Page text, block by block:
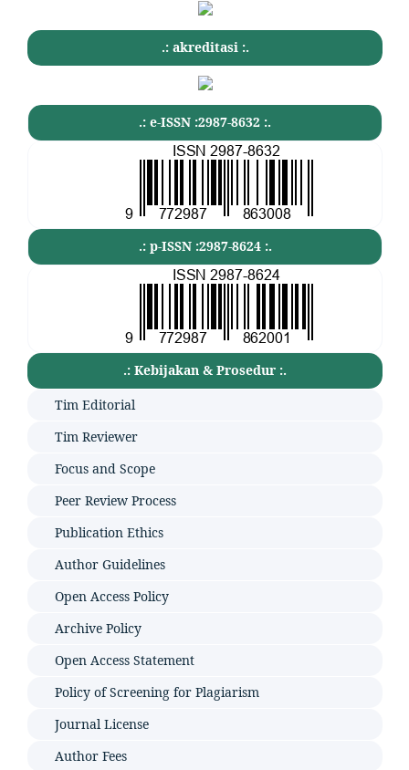
.: akreditasi :.
.: e-ISSN :2987-8632 :.
.: p-ISSN :2987-8624 :.
.: Kebijakan & Prosedur :.
Tim Editorial
Tim Reviewer
Focus and Scope
Peer Review Process
Publication Ethics
Author Guidelines
Open Access Policy
Archive Policy
Open Access Statement
Policy of Screening for Plagiarism
Journal License
Author Fees